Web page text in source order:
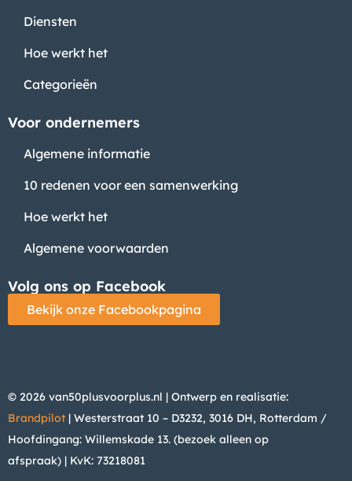
Diensten
Hoe werkt het
Categorieën
Voor ondernemers
Algemene informatie
10 redenen voor een samenwerking
Hoe werkt het
Algemene voorwaarden
Volg ons op Facebook
Bekijk onze Facebookpagina
© 2026 van50plusvoorplus.nl | Ontwerp en realisatie:
Brandpilot | Westerstraat 10 – D3232, 3016 DH, Rotterdam /
Hoofdingang: Willemskade 13. (bezoek alleen op
afspraak) | KvK: 73218081